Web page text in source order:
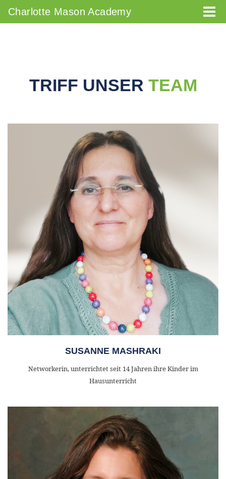
Charlotte Mason Academy
TRIFF UNSER TEAM
SUSANNE MASHRAKI
Networkerin, unterrichtet seit 14 Jahren ihre Kinder im
Hausunterricht